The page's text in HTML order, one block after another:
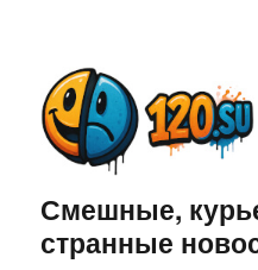
Смешные,
странные